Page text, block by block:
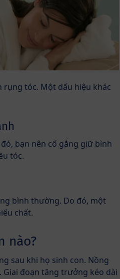
rụng tóc. Một dấu hiệu khác
bạn nên cố gắng giữ bình
tóc.
bình thường. Do đó, một
chất.
nào?
sau khi họ sinh con. Nồng
đoạn tăng trưởng kéo dài